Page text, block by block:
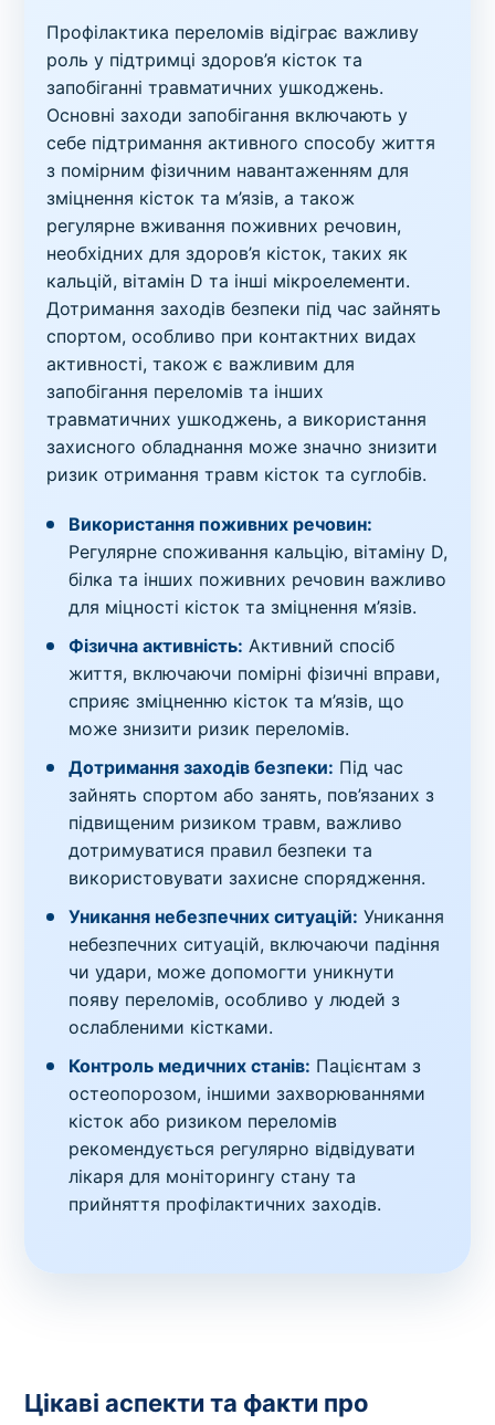
Профілактика переломів відіграє важливу
роль у підтримці здоров’я кісток та
запобіганні травматичних ушкоджень.
Основні заходи запобігання включають у
себе підтримання активного способу життя
з помірним фізичним навантаженням для
зміцнення кісток та м’язів, а також
регулярне вживання поживних речовин,
необхідних для здоров’я кісток, таких як
кальцій, вітамін D та інші мікроелементи.
Дотримання заходів безпеки під час зайнять
спортом, особливо при контактних видах
активності, також є важливим для
запобігання переломів та інших
травматичних ушкоджень, а використання
захисного обладнання може значно знизити
ризик отримання травм кісток та суглобів.
Використання поживних речовин:
Регулярне споживання кальцію, вітаміну D,
білка та інших поживних речовин важливо
для міцності кісток та зміцнення м’язів.
Фізична активність: Активний спосіб
життя, включаючи помірні фізичні вправи,
сприяє зміцненню кісток та м’язів, що
може знизити ризик переломів.
Дотримання заходів безпеки: Під час
зайнять спортом або занять, пов’язаних з
підвищеним ризиком травм, важливо
дотримуватися правил безпеки та
використовувати захисне спорядження.
Уникання небезпечних ситуацій: Уникання
небезпечних ситуацій, включаючи падіння
чи удари, може допомогти уникнути
появу переломів, особливо у людей з
ослабленими кістками.
Контроль медичних станів: Пацієнтам з
остеопорозом, іншими захворюваннями
кісток або ризиком переломів
рекомендується регулярно відвідувати
лікаря для моніторингу стану та
прийняття профілактичних заходів.
Цікаві аспекти та факти про